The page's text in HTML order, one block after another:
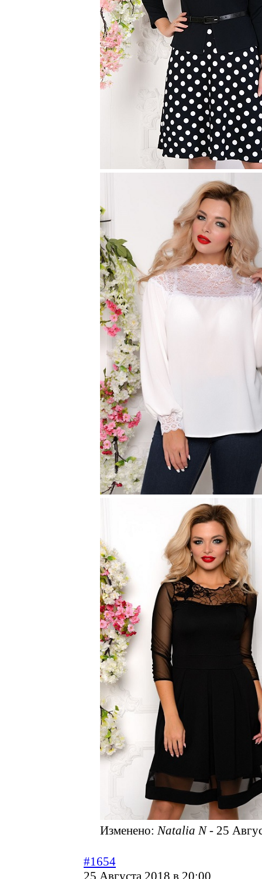
Изменено: Natalia N - 25
#1654
25 Августа 2018 в 20:00